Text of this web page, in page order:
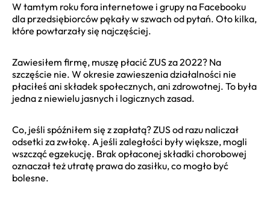
W tamtym roku fora internetowe i grupy na Facebooku
dla przedsiębiorców pękały w szwach od pytań. Oto kilka,
które powtarzały się najczęściej.
Zawiesiłem firmę, muszę płacić ZUS za 2022? Na
szczęście nie. W okresie zawieszenia działalności nie
płaciłeś ani składek społecznych, ani zdrowotnej. To była
jedna z niewielu jasnych i logicznych zasad.
Co, jeśli spóźniłem się z zapłatą? ZUS od razu naliczał
odsetki za zwłokę. A jeśli zaległości były większe, mogli
wszcząć egzekucję. Brak opłaconej składki chorobowej
oznaczał też utratę prawa do zasiłku, co mogło być
bolesne.